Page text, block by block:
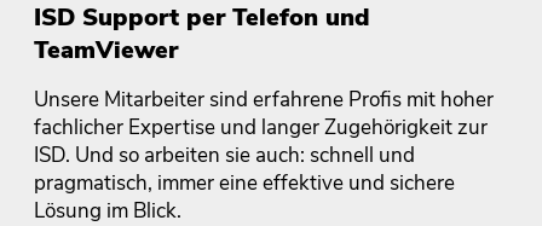
ISD Support per Telefon und
TeamViewer
Unsere Mitarbeiter sind erfahrene Profis mit hoher
fachlicher Expertise und langer Zugehörigkeit zur
ISD. Und so arbeiten sie auch: schnell und
pragmatisch, immer eine effektive und sichere
Lösung im Blick.